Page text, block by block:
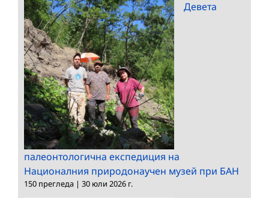
Девета
палеонтологична експедиция на
Националния природонаучен музей при БАН
150 прегледа | 30 юли 2026 г.